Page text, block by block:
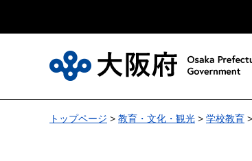
トップページ > 教育・文化・観光 > 学校教育 >